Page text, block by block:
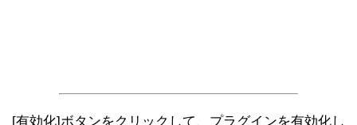
[有効化]ボタンをクリックして、プラグインを有効化し